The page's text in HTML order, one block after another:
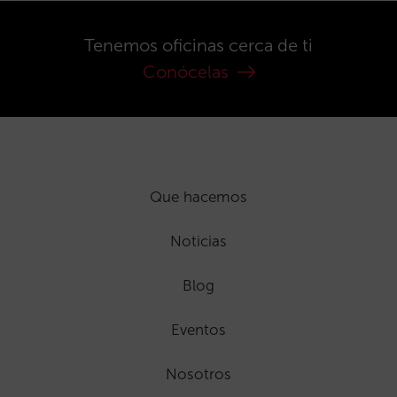
Tenemos oficinas cerca de ti
Conócelas
Que hacemos
Noticias
Blog
Eventos
Nosotros